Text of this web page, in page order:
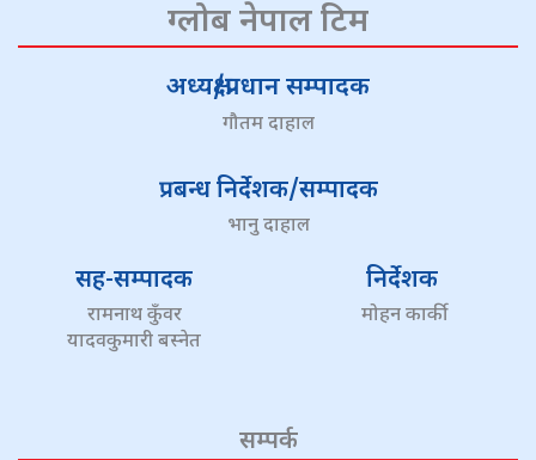
ग्लोब नेपाल टिम
अध्यक्ष/प्रधान सम्पादक
गौतम दाहाल
प्रबन्ध निर्देशक/सम्पादक
भानु दाहाल
सह-सम्पादक
रामनाथ कुँवर
यादवकुमारी बस्नेत
निर्देशक
मोहन कार्की
सम्पर्क